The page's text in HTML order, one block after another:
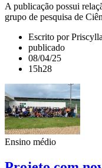
A publicação possui
grupo de pesquisa de
Escrito por
publicado
08/04/25
15h28
Ensino médio